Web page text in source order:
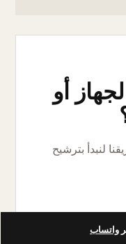
أو
لنبدأ بترشيح
واتساب